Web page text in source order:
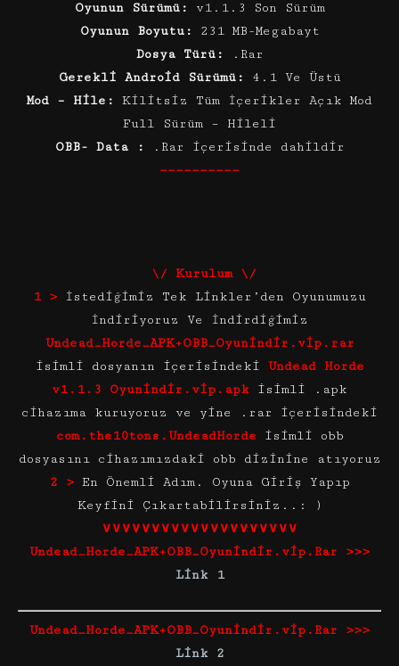
Oyunun Sürümü: v1.1.3 Son Sürüm
Oyunun Boyutu: 231 MB-Megabayt
Dosya Türü: .Rar
Gerekli Android Sürümü: 4.1 Ve Üstü
Mod – Hile:
Kilitsiz Tüm İçerikler Açık Mod
Full Sürüm – Hileli
OBB- Data : .Rar içerisinde dahildir
——————————
\/ Kurulum \/
1 > İstediğimiz Tek Linkler’den Oyunumuzu
İndiriyoruz Ve İndirdiğimiz
Undead_Horde_APK+OBB_Oyunindir.vip.rar
isimli dosyanın içerisindeki Undead Horde
v1.1.3 Oyunindir.vip.apk isimli .apk
cihazıma kuruyoruz ve yine .rar içerisindeki
com.the10tons.UndeadHorde isimli obb
dosyasını cihazımızdaki obb dizinine atıyoruz
2 >En Önemli Adım. Oyuna Giriş Yapıp
Keyfini Çıkartabilirsiniz..: )
∨∨∨∨∨∨∨∨∨∨∨∨∨∨∨∨∨∨∨∨
Undead_Horde_APK+OBB_Oyunindir.vip.Rar >>>
Link 1
Undead_Horde_APK+OBB_Oyunindir.vip.Rar >>>
Link 2